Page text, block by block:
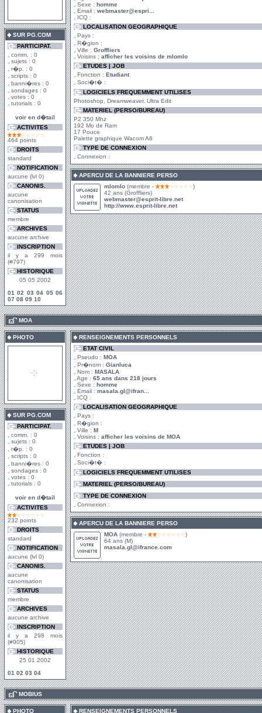
SUR PG.COM
PARTICIPAT.
comm. : 0
sujets : 0
r�p. : 0
scripts : 0
banni�res : 0
sondages : 0
votes : 0
tutorials : 0
voir en d�tail
ACTIVITES
464 points
DROITS
standard
NOTIFICATION
aucune (lvl 0)
CANONIS.
aucune
canonisation
STATUS
membre
ARCHIVES
aucune archive
INSCRIPTION
il y a 299 mois
(#797)
HISTORIQUE
05 05 2002
01 02 03 04 05 06
07 08 09 10
Sexe : homme
Email : webmaster@espri...
ICQ :
LOCALISATION GEOGRAPHIQUE
Pays :
R�gion :
Ville : Groffliers
Voisins : afficher les voisins de mlomlo
ETUDES | JOB
Fonction : Etudiant
Soci�t� :
LOGICIELS FREQUEMMENT UTILISES
Photoshop, Dreamweaver, Ultra Edit
MATERIEL (PERSO/BUREAU)
P2 350 Mhz
192 Mo de Ram
17 Pouce
Palette graphique Wacom A6
TYPE DE CONNEXION
Connexion :
APERCU DE LA BANNIERE PERSO
mlomlo (membre -
)
42 ans (Groffliers)
webmaster@esprit-libre.net
http://www.esprit-libre.net
MOA
PHOTO
SUR PG.COM
PARTICIPAT.
comm. : 0
sujets : 0
r�p. : 0
scripts : 0
banni�res : 0
sondages : 0
votes : 0
tutorials : 0
voir en d�tail
ACTIVITES
232 points
DROITS
standard
NOTIFICATION
aucune (lvl 0)
CANONIS.
aucune
canonisation
STATUS
membre
ARCHIVES
aucune archive
INSCRIPTION
il y a 298 mois
(#905)
HISTORIQUE
25 01 2002
01 02 03 04
RENSEIGNEMENTS PERSONNELS
ETAT CIVIL
Pseudo : MOA
Pr�nom : Gianluca
Nom : MASALA
Age : 65 ans dans 218 jours
Sexe : homme
Email : masala.gl@ifran...
ICQ :
LOCALISATION GEOGRAPHIQUE
Pays :
R�gion :
Ville : M
Voisins : afficher les voisins de MOA
ETUDES | JOB
Fonction :
Soci�t� :
LOGICIELS FREQUEMMENT UTILISES
MATERIEL (PERSO/BUREAU)
TYPE DE CONNEXION
Connexion :
APERCU DE LA BANNIERE PERSO
MOA (membre -
)
64 ans (M)
masala.gl@ifrance.com
MOBIUS
PHOTO
RENSEIGNEMENTS PERSONNELS